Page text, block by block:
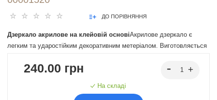
ДО ПОРІВНЯННЯ
Дзеркало акрилове на клейовій основіАкрилове дзеркало є
легким та ударостійким декоративним метеріалом. Виготовляється
Широко застосовуються в дизайні інтер'єру, виставкових стендах,
240.00 грн
На складі